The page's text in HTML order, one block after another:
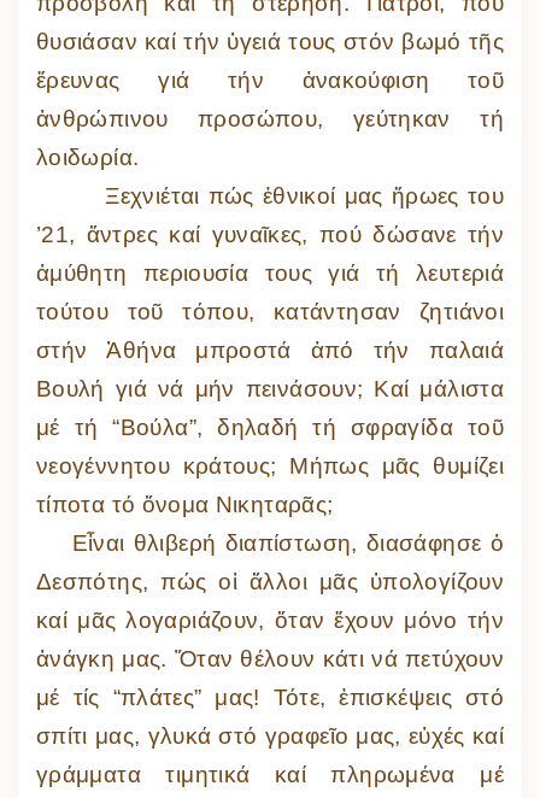
θυσιάσαν καί τήν ὑγειά τους στόν βωμό τῆς
ἔρευνας γιά τήν ἀνακούφιση τοῦ
ἀνθρώπινου προσώπου, γεύτηκαν τή
λοιδωρία.
Ξεχνιέται πώς ἐθνικοί μας ἥρωες του
’21, ἄντρες καί γυναῖκες, πού δώσανε τήν
ἀμύθητη περιουσία τους γιά τή λευτεριά
τούτου τοῦ τόπου, κατάντησαν ζητιάνοι
στήν Ἀθήνα μπροστά ἀπό τήν παλαιά
Βουλή γιά νά μήν πεινάσουν; Καί μάλιστα
μέ τή “Βούλα”, δηλαδή τή σφραγίδα τοῦ
νεογέννητου κράτους; Μήπως μᾶς θυμίζει
τίποτα τό ὄνομα Νικηταρᾶς;
Εἶναι θλιβερή διαπίστωση, διασάφησε ὁ
Δεσπότης, πώς οἱ ἄλλοι μᾶς ὑπολογίζουν
καί μᾶς λογαριάζουν, ὅταν ἔχουν μόνο τήν
ἀνάγκη μας. Ὅταν θέλουν κάτι νά πετύχουν
μέ τίς “πλάτες” μας! Τότε, ἐπισκέψεις στό
σπίτι μας, γλυκά στό γραφεῖο μας, εὐχές καί
γράμματα τιμητικά καί πληρωμένα μέ